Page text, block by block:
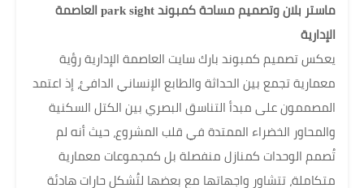
ماستر بلان وتصميم مساحة كمبوند park sight العاصمة
الإدارية
يعكس تصميم كمبوند بارك سايت العاصمة الإدارية رؤية
معمارية تجمع بين الحداثة والطابع الإنساني الدافئ، إذ اعتمد
المصممون على مبدأ التناسق البصري بين الكتل السكنية
والمحاور الخضراء الممتدة في قلب المشروع، حيث أنه لم
تُصمم الوحدات كمنازل منفصلة بل كمجموعات معمارية
متكاملة، تتشاور واجهاتها مع بعضها لتُشكل حارات هادئة